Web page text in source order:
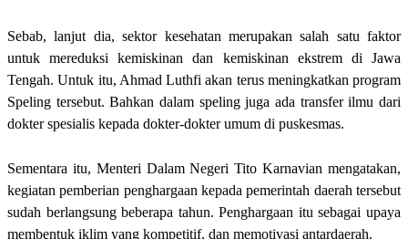
Sebab, lanjut dia, sektor kesehatan merupakan salah satu faktor
untuk mereduksi kemiskinan dan kemiskinan ekstrem di Jawa
Tengah. Untuk itu, Ahmad Luthfi akan terus meningkatkan program
Speling tersebut. Bahkan dalam speling juga ada transfer ilmu dari
dokter spesialis kepada dokter-dokter umum di puskesmas.
Sementara itu, Menteri Dalam Negeri Tito Karnavian mengatakan,
kegiatan pemberian penghargaan kepada pemerintah daerah tersebut
sudah berlangsung beberapa tahun. Penghargaan itu sebagai upaya
membentuk iklim yang kompetitif, dan memotivasi antardaerah.